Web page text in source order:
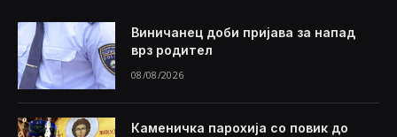
Виничанец доби пријава за напад
врз родител
08/08/2026
Каменичка парохија со повик до